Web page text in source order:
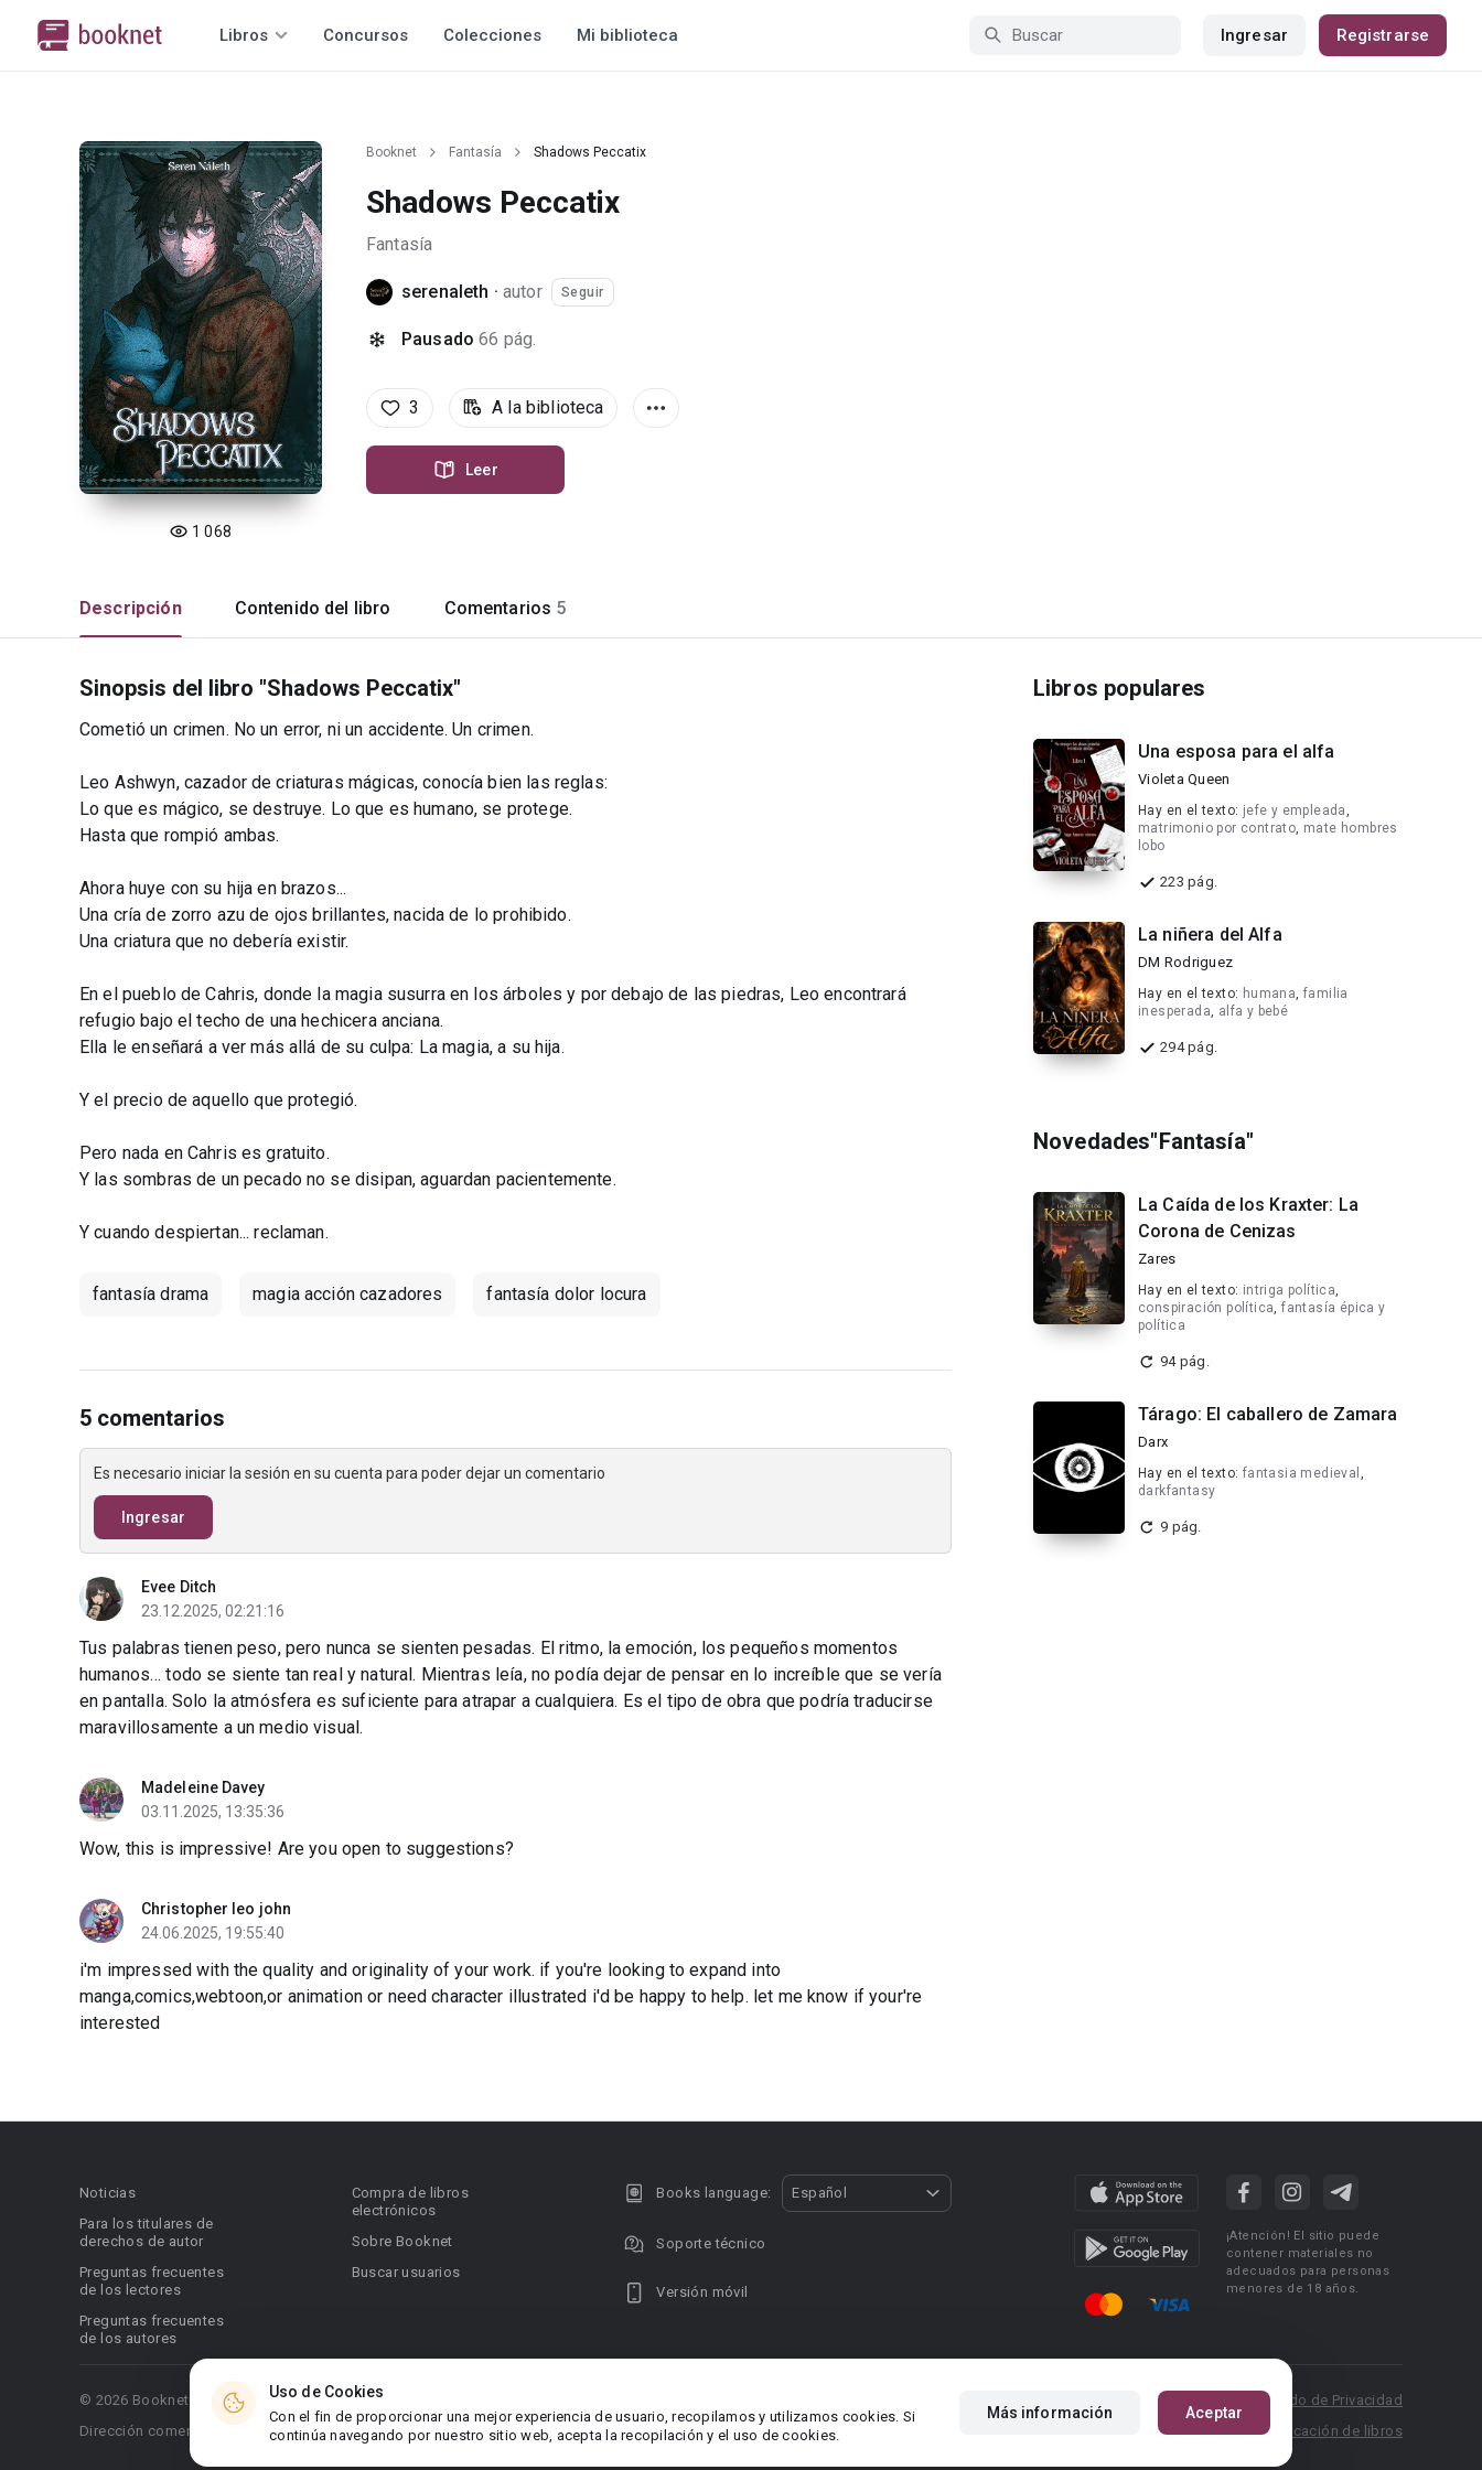
Libros Concursos Colecciones Mi biblioteca Ingresar Registrarse
1 068
Booknet Fantasía Shadows Peccatix
Shadows Peccatix
Fantasía
serenaleth · autor Seguir
Pausado 66 pág.
3 A la biblioteca
Leer
Descripción Contenido del libro Comentarios 5
Sinopsis del libro "Shadows Peccatix"
Cometió un crimen. No un error, ni un accidente. Un crimen.
Leo Ashwyn, cazador de criaturas mágicas, conocía bien las reglas:
Lo que es mágico, se destruye. Lo que es humano, se protege.
Hasta que rompió ambas.
Ahora huye con su hija en brazos...
Una cría de zorro azu de ojos brillantes, nacida de lo prohibido.
Una criatura que no debería existir.
En el pueblo de Cahris, donde la magia susurra en los árboles y por debajo de las piedras, Leo encontrará
refugio bajo el techo de una hechicera anciana.
Ella le enseñará a ver más allá de su culpa: La magia, a su hija.
Y el precio de aquello que protegió.
Pero nada en Cahris es gratuito.
Y las sombras de un pecado no se disipan, aguardan pacientemente.
Y cuando despiertan... reclaman.
fantasía drama magia acción cazadores fantasía dolor locura
5 comentarios
Es necesario iniciar la sesión en su cuenta para poder dejar un comentario
Ingresar
Evee Ditch
23.12.2025, 02:21:16
Tus palabras tienen peso, pero nunca se sienten pesadas. El ritmo, la emoción, los pequeños momentos
humanos… todo se siente tan real y natural. Mientras leía, no podía dejar de pensar en lo increíble que se vería
en pantalla. Solo la atmósfera es suficiente para atrapar a cualquiera. Es el tipo de obra que podría traducirse
maravillosamente a un medio visual.
Madeleine Davey
03.11.2025, 13:35:36
Wow, this is impressive! Are you open to suggestions?
Christopher leo john
24.06.2025, 19:55:40
i'm impressed with the quality and originality of your work. if you're looking to expand into
manga,comics,webtoon,or animation or need character illustrated i'd be happy to help. let me know if your're
interested
Libros populares
Una esposa para el alfa
Violeta Queen
Hay en el texto: jefe y empleada,
matrimonio por contrato, mate hombres
lobo
223 pág.
La niñera del Alfa
DM Rodriguez
Hay en el texto: humana,familia
inesperada, alfa y bebé
294 pág.
Novedades"Fantasía"
La Caída de los Kraxter: La
Corona de Cenizas
Zares
Hay en el texto: intriga política,
conspiración política,fantasía épica y
política
94 pág.
Tárago: El caballero de Zamara
Darx
Hay en el texto: fantasia medieval ,
darkfantasy
9 pág.
Uso de Cookies
Con el fin de proporcionar una mejor experiencia de usuario, recopilamos y utilizamos cookies. Si
continúa navegando por nuestro sitio web, acepta la recopilación y el uso de cookies.
Más información Aceptar
Noticias
Para los titulares de
derechos de autor
Preguntas frecuentes
de los lectores
Preguntas frecuentes
de los autores
Compra de libros
electrónicos
Sobre Booknet
Buscar usuarios
Books language: Español
Soporte técnico
Versión móvil
¡Atención! El sitio puede
contener materiales no
adecuados para personas
menores de 18 años.
© 2026 Booknet. Todos los derechos reservados.
Dirección comercial: Griva Digeni 51, oficina 1, Larnaca, 6036, Chipre
Condiciones de uso
Acuerdo de Privacidad
Reglas para la publicación de libros